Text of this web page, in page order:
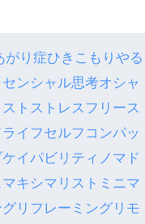
がり症ひきこもり やる
ンシャル思考オシャ
ト ストレスフリース
イフセルフコンパッ
イパビリティ ノマド
マキシマリスト ミニマ
リフレーミング リモ